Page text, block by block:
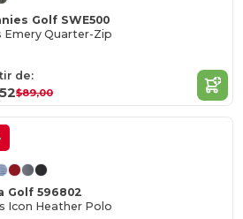
Golf SWE500
Emery Quarter-Zip
de:
$89,00
Golf 596802
Icon Heather Polo